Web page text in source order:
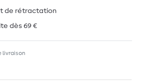
de rétractation
dès 69 €
livraison